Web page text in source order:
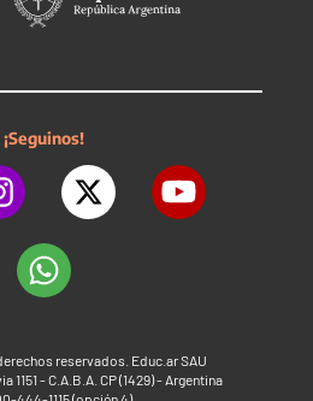
¡Seguinos!
reservados. Educ.ar SAU
1151 - C.A.B.A. CP (1429) - Argentina